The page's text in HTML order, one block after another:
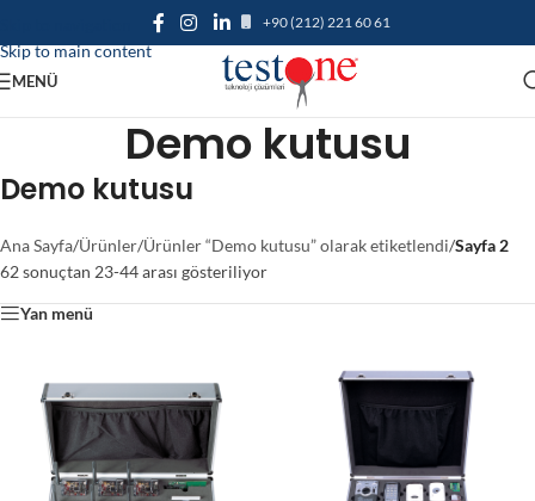
Skip to main content
+90 (212) 221 60 61
MENÜ
Demo kutusu
Demo kutusu
Ana Sayfa/Ürünler/Ürünler “Demo kutusu” olarak etiketlendi/Sayfa 2
62 sonuçtan 23-44 arası gösteriliyor
Yan menü